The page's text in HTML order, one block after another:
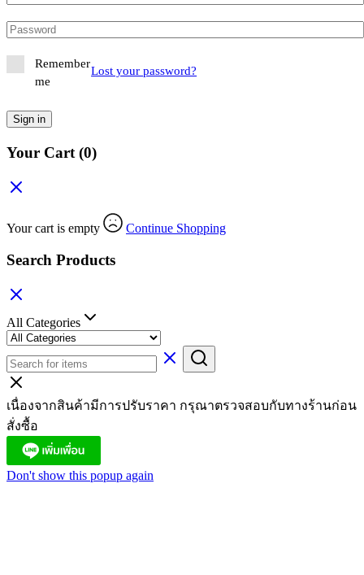
Remember
me
Lost your password?
Sign in
Your Cart(0)
Your cart is empty Continue Shopping
Search Products
All Categories
เนื่องจากสินค้ามีการปรับราคา กรุณาตรวจสอบกับทางร้านก่อน
สั่งซื้อ
Don't show this popup again